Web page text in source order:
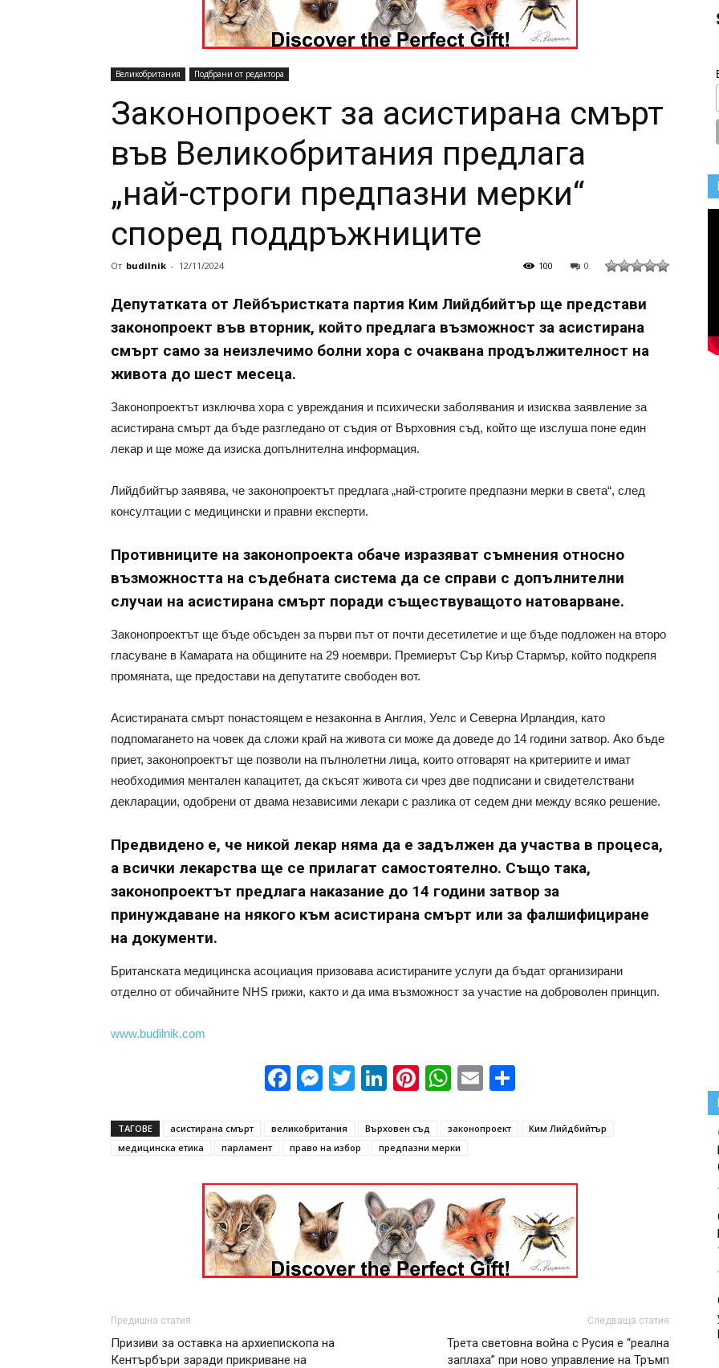
Великобритания Подбрани от редактора
Законопроект за асистирана смърт
във Великобритания предлага
„най-строги предпазни мерки“
според поддръжниците
От budilnik - 12/11/2024 0
100
Депутатката от Лейбъристката партия Ким Лийдбийтър ще представи
законопроект във вторник, който предлага възможност за асистирана
смърт само за неизлечимо болни хора с очаквана продължителност на
живота до шест месеца.
Законопроектът изключва хора с увреждания и психически заболявания и изисква заявление за
асистирана смърт да бъде разгледано от съдия от Върховния съд, който ще изслуша поне един
лекар и ще може да изиска допълнителна информация.
Лийдбийтър заявява, че законопроектът предлага „най-строгите предпазни мерки в света“, след
консултации с медицински и правни експерти.
Противниците на законопроекта обаче изразяват съмнения относно
възможността на съдебната система да се справи с допълнителни
случаи на асистирана смърт поради съществуващото натоварване.
Законопроектът ще бъде обсъден за първи път от почти десетилетие и ще бъде подложен на второ
гласуване в Камарата на общините на 29 ноември. Премиерът Сър Киър Стармър, който подкрепя
промяната, ще предостави на депутатите свободен вот.
Асистираната смърт понастоящем е незаконна в Англия, Уелс и Северна Ирландия, като
подпомагането на човек да сложи край на живота си може да доведе до 14 години затвор. Ако бъде
приет, законопроектът ще позволи на пълнолетни лица, които отговарят на критериите и имат
необходимия ментален капацитет, да скъсят живота си чрез две подписани и свидетелствани
декларации, одобрени от двама независими лекари с разлика от седем дни между всяко решение.
Предвидено е, че никой лекар няма да е задължен да участва в процеса,
а всички лекарства ще се прилагат самостоятелно. Също така,
законопроектът предлага наказание до 14 години затвор за
принуждаване на някого към асистирана смърт или за фалшифициране
на документи.
Британската медицинска асоциация призовава асистираните услуги да бъдат организирани
отделно от обичайните NHS грижи, както и да има възможност за участие на доброволен принцип.
www.budilnik.com
Facebook
Messenger
Twitter
LinkedIn
Pinterest
WhatsApp
Email
ТАГОВЕ асистирана смърт великобритания Върховен съд законопроект
Ким Лийдбийтър
медицинска етика
парламент право на избор предпазни мерки
Предишна статия
Призиви за оставка на архиепископа на
Кентърбъри заради прикриване на
Следваща статия
Трета световна война с Русия е “реална
заплаха” при ново управление на Тръмп